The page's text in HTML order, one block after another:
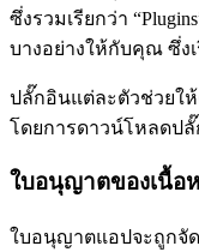
ซึ่งรวมเรียกว่า
บางอย่างให้กับคุณ ซึ่ง
ปลั๊กอินแต่ละตัวช่วยใ
โดยการดาวน์โหลดป
ใบอนุญาตของเนื้อ
ใบอนุญาตแอปจะถูกจั